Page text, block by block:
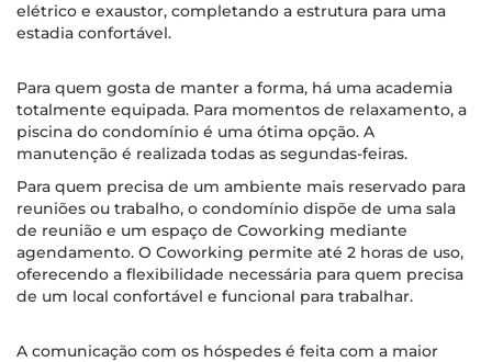
elétrico e exaustor, completando a estrutura para uma
estadia confortável.
Para quem gosta de manter a forma, há uma academia
totalmente equipada. Para momentos de relaxamento, a
piscina do condomínio é uma ótima opção. A
manutenção é realizada todas as segundas-feiras.
Para quem precisa de um ambiente mais reservado para
reuniões ou trabalho, o condomínio dispõe de uma sala
de reunião e um espaço de Coworking mediante
agendamento. O Coworking permite até 2 horas de uso,
oferecendo a flexibilidade necessária para quem precisa
de um local confortável e funcional para trabalhar.
A comunicação com os hóspedes é feita com a maior